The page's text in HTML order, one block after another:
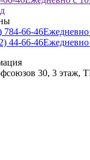
784-66-46Ежедневно
44-66-46Ежедневно
30, 3 этаж,